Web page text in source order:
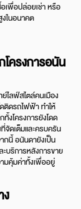
เพื่อปล่อยเช่า หรือ
งในอนาคต
โครงการอนัน
ไลฟ์สไตล์คนเมือง
ติดรถไฟฟ้า ทำให้
ทั้งโครงการยังโดด
ดเต็มและครบครัน
กนี้ อนันดายังเป็น
บริการหลังการขาย
มคุ้มค่าทั้งเพื่ออยู่